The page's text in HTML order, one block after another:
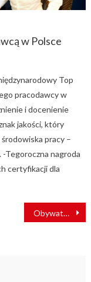
w Polsce
Top
pracodawcy w
i docenienie
jakości, który
pracy –
Tegoroczna nagroda
certyfikacji dla
Obywatel Niemiec skazany za dewastację wagonów kolejowych